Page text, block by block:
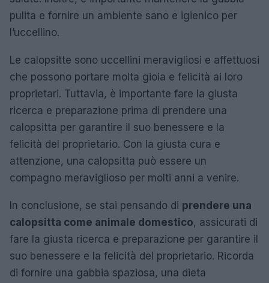
pulita e fornire un ambiente sano e igienico per
l’uccellino.
Le calopsitte sono uccellini meravigliosi e affettuosi
che possono portare molta gioia e felicità ai loro
proprietari. Tuttavia, è importante fare la giusta
ricerca e preparazione prima di prendere una
calopsitta per garantire il suo benessere e la
felicità del proprietario. Con la giusta cura e
attenzione, una calopsitta può essere un
compagno meraviglioso per molti anni a venire.
In conclusione, se stai pensando di prendere una
calopsitta come animale domestico, assicurati di
fare la giusta ricerca e preparazione per garantire il
suo benessere e la felicità del proprietario. Ricorda
di fornire una gabbia spaziosa, una dieta